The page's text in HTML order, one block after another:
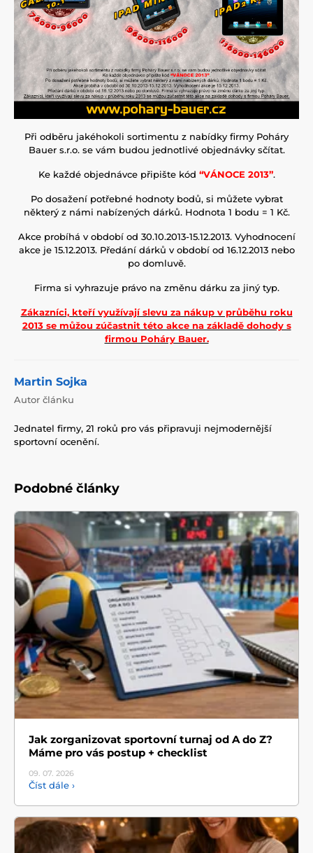
Při odběru jakéhokoli sortimentu z nabídky firmy Poháry
Bauer s.r.o. se vám budou jednotlivé objednávky sčítat.
Ke každé objednávce připište kód “VÁNOCE 2013”.
Po dosažení potřebné hodnoty bodů, si můžete vybrat
některý z námi nabízených dárků. Hodnota 1 bodu = 1 Kč.
Akce probíhá v období od 30.10.2013-15.12.2013. Vyhodnocení
akce je 15.12.2013. Předání dárků v období od 16.12.2013 nebo
po domluvě.
Firma si vyhrazuje právo na změnu dárku za jiný typ.
Zákazníci, kteří využívají slevu za nákup v průběhu roku
2013 se můžou zúčastnit této akce na základě dohody s
firmou Poháry Bauer.
Martin Sojka
Autor článku
Jednatel firmy, 21 roků pro vás připravuji nejmodernější
sportovní ocenění.
Podobné články
Jak zorganizovat sportovní turnaj od A do Z?
Máme pro vás postup + checklist
09. 07. 2026
Číst dále ›